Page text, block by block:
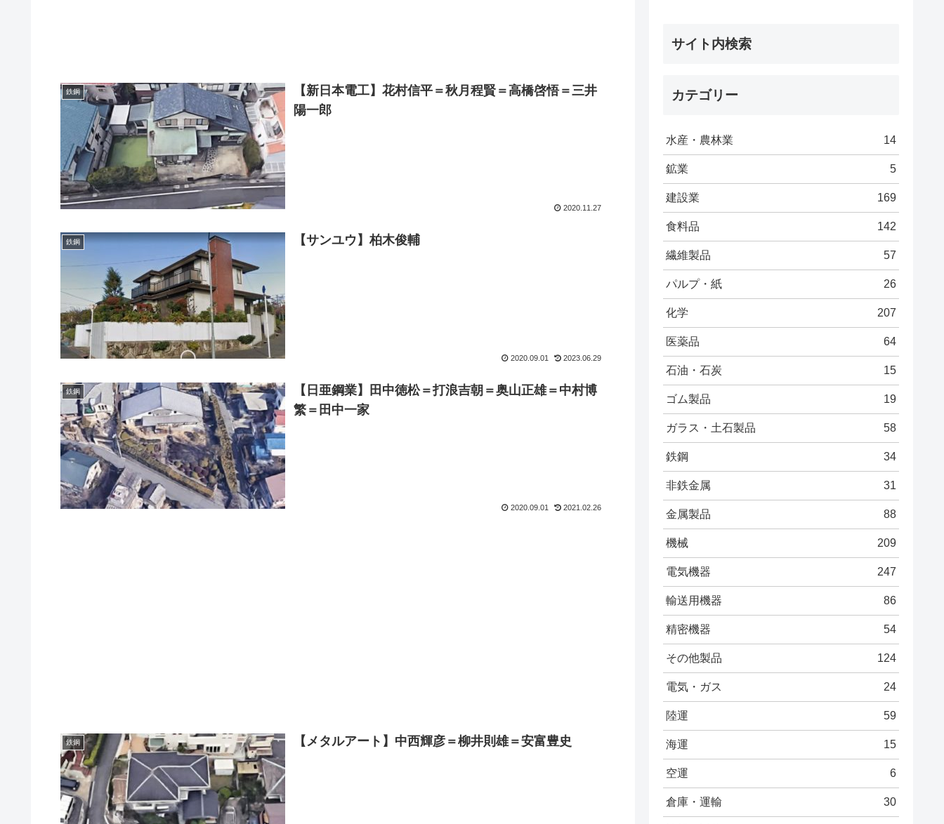
鉄鋼
【新日本電工】花村信平＝秋月程賢＝高橋啓悟＝三井
陽一郎
2020.11.27
鉄鋼 【サンユウ】柏木俊輔
2020.09.01 2023.06.29
鉄鋼
【日亜鋼業】田中徳松＝打浪吉朝＝奥山正雄＝中村博
繁＝田中一家
2020.09.01 2021.02.26
鉄鋼 【メタルアート】中西輝彦＝柳井則雄＝安富豊史
サイト内検索
カテゴリー
水産・農林業 14
鉱業 5
建設業 169
食料品 142
繊維製品 57
パルプ・紙 26
化学 207
医薬品 64
石油・石炭 15
ゴム製品 19
ガラス・土石製品 58
鉄鋼 34
非鉄金属 31
金属製品 88
機械 209
電気機器 247
輸送用機器 86
精密機器 54
その他製品 124
電気・ガス 24
陸運 59
海運 15
空運 6
倉庫・運輸 30